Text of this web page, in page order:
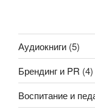
Аудиокниги (5)
Брендинг и PR (4)
Воспитание и